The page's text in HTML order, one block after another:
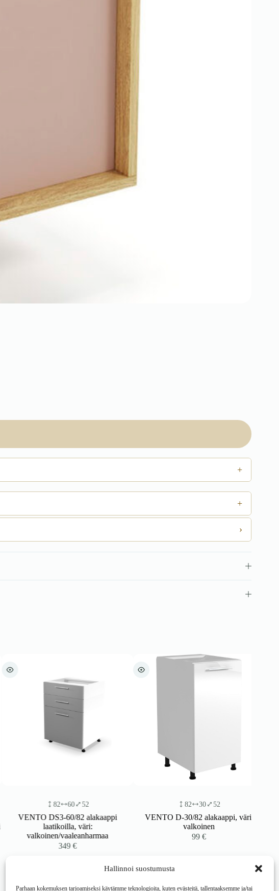
Hallinnoi suostumusta
Parhaan kokemuksen tarjoamiseksi käytämme teknologioita, kuten evästeitä, tallentaaksemme ja/tai
+
+
›
82 60 52
VENTO DS3-60/82 alakaappi
laatikoilla, väri:
valkoinen/vaaleanharmaa
349€
82 30 52
VENTO D-30/82 alakaappi, väri:
valkoinen
€